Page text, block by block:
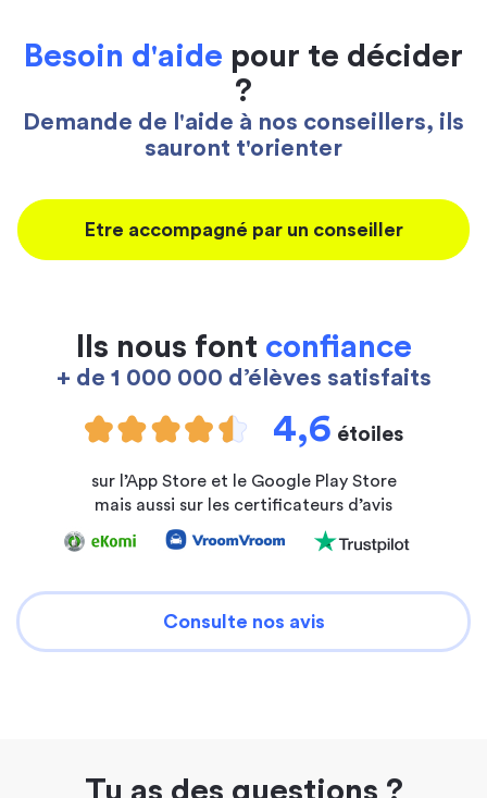
Besoin d'aide pour te décider
?
Demande de l'aide à nos conseillers, ils
sauront t'orienter
Etre accompagné par un conseiller
Ils nous font confiance
+ de 1 000 000 d’élèves satisfaits
4,6 étoiles
sur l’App Store et le Google Play Store
mais aussi sur les certificateurs d’avis
Consulte nos avis
Tu as des questions ?